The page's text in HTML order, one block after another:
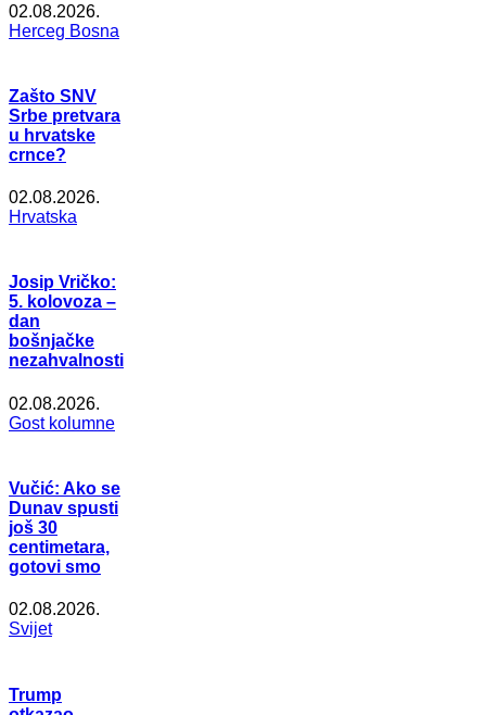
02.08.2026.
Herceg Bosna
Zašto SNV
Srbe pretvara
u hrvatske
crnce?
02.08.2026.
Hrvatska
Josip Vričko:
5. kolovoza –
dan
bošnjačke
nezahvalnosti
02.08.2026.
Gost kolumne
Vučić: Ako se
Dunav spusti
još 30
centimetara,
gotovi smo
02.08.2026.
Svijet
Trump